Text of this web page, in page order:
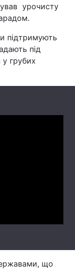
урочисту
підтримують
під
у грубих
що